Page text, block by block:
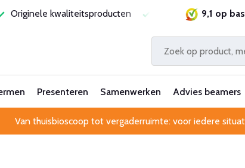
Laagste prijsgarantie Al 25 jaar betrouwbaar en
9,1 op
Presenteren Samenwerken Advies beamers
Van thuisbioscoop tot vergaderruimte: voor iedere